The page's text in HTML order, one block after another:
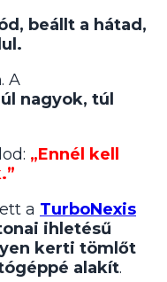
beállt a hátad,
. A
nagyok, túl
„Ennél kell
a TurboNexis
ihletésű
kerti tömlőt
alakít.